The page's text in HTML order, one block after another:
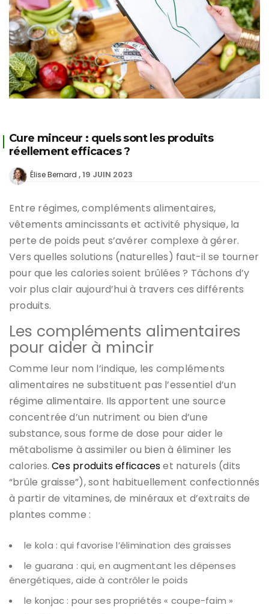
Cure minceur : quels sont les produits
réellement efficaces ?
Élise Bernard 19 JUIN 2023
Entre régimes, compléments alimentaires,
vêtements amincissants et activité physique, la
perte de poids peut s’avérer complexe à gérer.
Vers quelles solutions (naturelles) faut-il se tourner
pour que les calories soient brûlées ? Tâchons d’y
voir plus clair aujourd’hui à travers ces différents
produits.
Les compléments alimentaires
pour aider à mincir
Comme leur nom l’indique, les compléments
alimentaires ne substituent pas l’essentiel d’un
régime alimentaire. Ils apportent une source
concentrée d’un nutriment ou bien d’une
substance, sous forme de dose pour aider le
métabolisme à assimiler ou bien à éliminer les
calories.Ces produits efficaceset naturels (dits
“brûle graisse”), sont habituellement confectionnés
à partir de vitamines, de minéraux et d’extraits de
plantes comme :
le kola : qui favorise l’élimination des graisses
le guarana : qui, en augmentant les dépenses
énergétiques, aide à contrôler le poids
le konjac : pour ses propriétés « coupe-faim »